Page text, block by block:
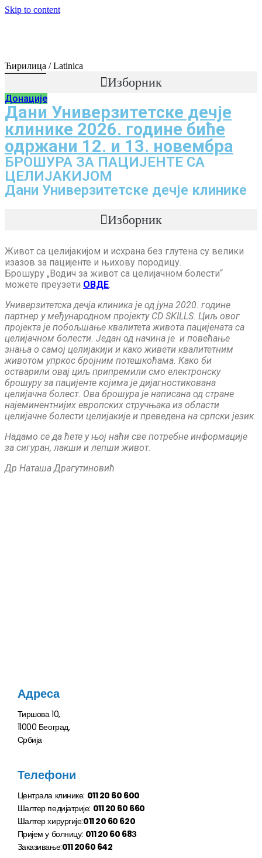
Skip to content
Ћирилица /Latinica
Изборник
Донације
Дани Универзитетске дечје
клинике 2026. године биће
одржани 12. и 13. новембра
БРОШУРА ЗА ПАЦИЈЕНТЕ СА
ЦЕЛИЈАКИЈОМ
Дани Универзитетске дечје клинике
Изборник
Живот са целијакијом и исхрана без глутена су велики
изазов за пацијенте и њихову породицу.
Брошуру „Водич за живот са целијачном болести“
можете преузети ОВДЕ.
Универзитетска дечја клиника је од јуна 2020. године
партнер у међународном пројекту CD SKILLS. Циљ овог
пројекта је побољшање квалитета живота пацијената са
целијачном болести. Један од начина је и повећање
знања о самој целијакији и како живети квалитетним
животом упркос бројним потешкоћама. Како би
остварили овај циљ припремили смо електронску
брошуру за пацијенте којима је дијагностикована
целијачна болест. Ова брошура је написана од стране
најеминентнијих европских стручњака из области
целијачне болести целијакије и преведена на српски језик.
Надамо се да ћете у њој наћи све потребне информације
за сигуран, лакши и лепши живот.
Др Наташа Драгутиновић
Адреса
Тиршова 10,
11000 Београд,
Србија
Телефони
Централа клинике: 011 20 60 600
Шалтер педијатрије: 011 20 60 660
Шалтер хирургије:011 20 60 620
Пријем у болницу: 011 20 60 68З
Заказивање:011 2060 642